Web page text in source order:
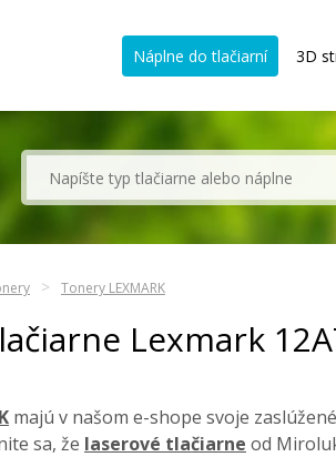
Náplne do tlačiarní 3D
Tonery LEXMARK
Lexmark
majú v našom e-shope svoje
sa, že laserové tlačiarne od